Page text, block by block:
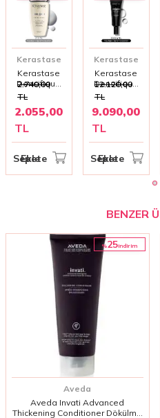
Kerastase
Kerastase
Densifique
Bain Densite
Hacim
Kazandıran
Şampuan
250 ml – İnce
Telli Saçlar
2.740,00
TL
2.055,00
TL
Sepete Ekle
Kerastase
Kerastase
Densifique
Homme
Dökülme
Karşıtı ve
Yoğunlaştırıcı
Serum
30x6ml | Saç
Köklerini
Güçlendiren
12.120,00
TL
9.090,00
TL
Sepete Ekle
BENZER
%25i̇ndirim
Aveda
Aveda Invati Advanced
Thickening Conditioner Dökülme